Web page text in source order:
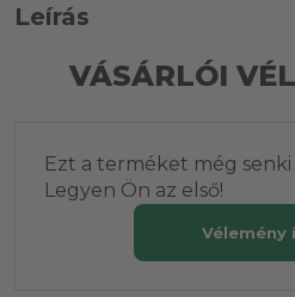
Leírás
VÁSÁRLÓI
Ezt a terméket még
Legyen Ön az első!
Vélemény